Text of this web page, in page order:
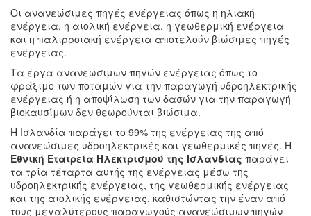
Οι ανανεώσιμες πηγές ενέργειας όπως η ηλιακή
ενέργεια, η αιολική ενέργεια, η γεωθερμική ενέργεια
και η παλιρροιακή ενέργεια αποτελούν βιώσιμες πηγές
ενέργειας.
Τα έργα ανανεώσιμων πηγών ενέργειας όπως το
φράξιμο των ποταμών για την παραγωγή υδροηλεκτρικής
ενέργειας ή η αποψίλωση των δασών για την παραγωγή
βιοκαυσίμων δεν θεωρούνται βιώσιμα.
Η Ισλανδία παράγει το 99% της ενέργειας της από
ανανεώσιμες υδροηλεκτρικές και γεωθερμικές πηγές. Η
Εθνική Εταιρεία Ηλεκτρισμού της Ισλανδίας παράγει
τα τρία τέταρτα αυτής της ενέργειας μέσω της
υδροηλεκτρικής ενέργειας, της γεωθερμικής ενέργειας
και της αιολικής ενέργειας, καθιστώντας την έναν από
τους μεγαλύτερους παραγωγούς ανανεώσιμων πηγών